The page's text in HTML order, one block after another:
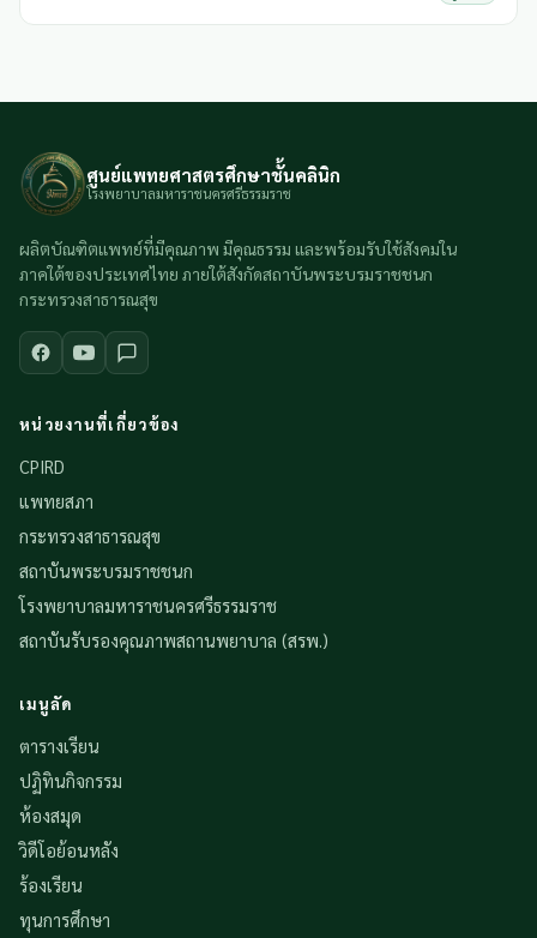
ศูนย์แพทยศาสตรศึกษาชั้นคลินิก
โรงพยาบาลมหาราชนครศรีธรรมราช
ผลิตบัณฑิตแพทย์ที่มีคุณภาพ มีคุณธรรม และพร้อมรับใช้สังคมใน
ภาคใต้ของประเทศไทย ภายใต้สังกัดสถาบันพระบรมราชชนก
กระทรวงสาธารณสุข
หน่วยงานที่เกี่ยวข้อง
CPIRD
แพทยสภา
กระทรวงสาธารณสุข
สถาบันพระบรมราชชนก
โรงพยาบาลมหาราชนครศรีธรรมราช
สถาบันรับรองคุณภาพสถานพยาบาล (สรพ.)
เมนูลัด
ตารางเรียน
ปฏิทินกิจกรรม
ห้องสมุด
วิดีโอย้อนหลัง
ร้องเรียน
ทุนการศึกษา